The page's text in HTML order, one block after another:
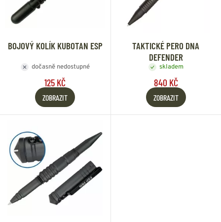
BOJOVÝ KOLÍK KUBOTAN ESP
dočasně nedostupné
125 KČ
ZOBRAZIT
TAKTICKÉ PERO DNA
DEFENDER
skladem
840 KČ
ZOBRAZIT